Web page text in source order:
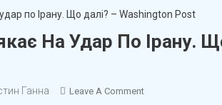
На Удар По Ірану.
Ганна Leave A CommentOn